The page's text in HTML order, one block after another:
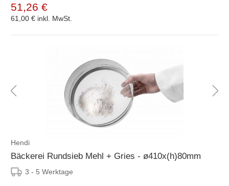
51,26 €
61,00 € inkl. MwSt.
Hendi
Bäckerei Rundsieb Mehl + Gries - ø410x(h)80mm
3 - 5 Werktage